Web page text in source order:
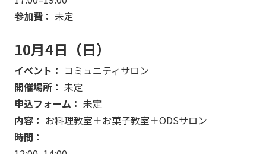
参加費： 未定
10月4日（日）
イベント： コミュニティサロン
開催場所： 未定
申込フォーム： 未定
内容： お料理教室＋お菓子教室＋ODSサロン
時間：